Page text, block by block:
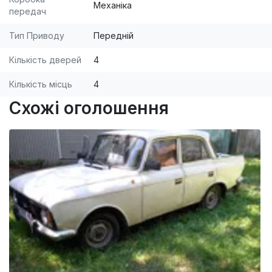
передач
Механіка
Тип Приводу Передній
Кількість дверей 4
Кількість місць 4
Схожі оголошення